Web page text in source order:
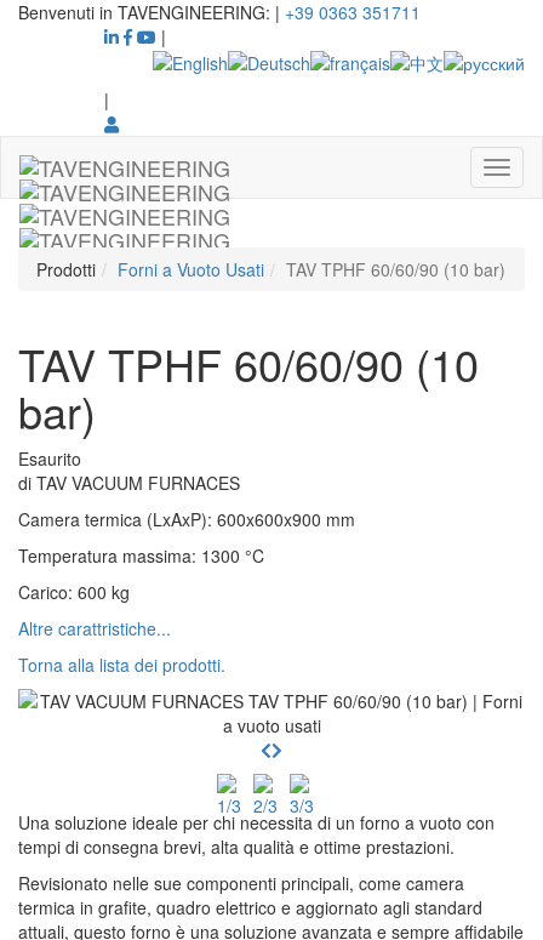
Benvenuti in TAVENGINEERING: | +39 0363 351711
|
|
Prodotti Forni a Vuoto Usati TAV TPHF 60/60/90 (10 bar)
TAV TPHF 60/60/90 (10
bar)
Esaurito
di TAV VACUUM FURNACES
Camera termica (LxAxP): 600x600x900 mm
Temperatura massima: 1300 °C
Carico: 600 kg
Altre carattristiche...
Torna alla lista dei prodotti.
Una soluzione ideale per chi necessita di un forno a vuoto con
tempi di consegna brevi, alta qualità e ottime prestazioni.
Revisionato nelle sue componenti principali, come camera
termica in grafite, quadro elettrico e aggiornato agli standard
attuali, questo forno è una soluzione avanzata e sempre affidabile